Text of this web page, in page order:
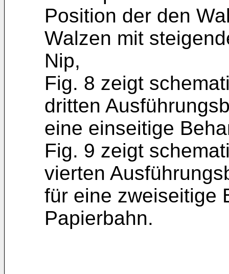
Position der den
Walzen mit
Nip,
Fig. 8 zeigt
dritten
eine einseitige
Fig. 9 zeigt
vierten
für eine zweiseitige
Papierbahn.